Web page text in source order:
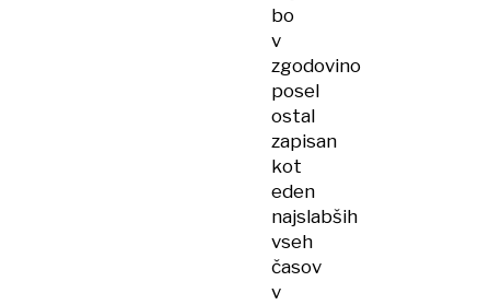
bo
v
zgodovino
posel
ostal
zapisan
kot
eden
najslabših
vseh
časov
v